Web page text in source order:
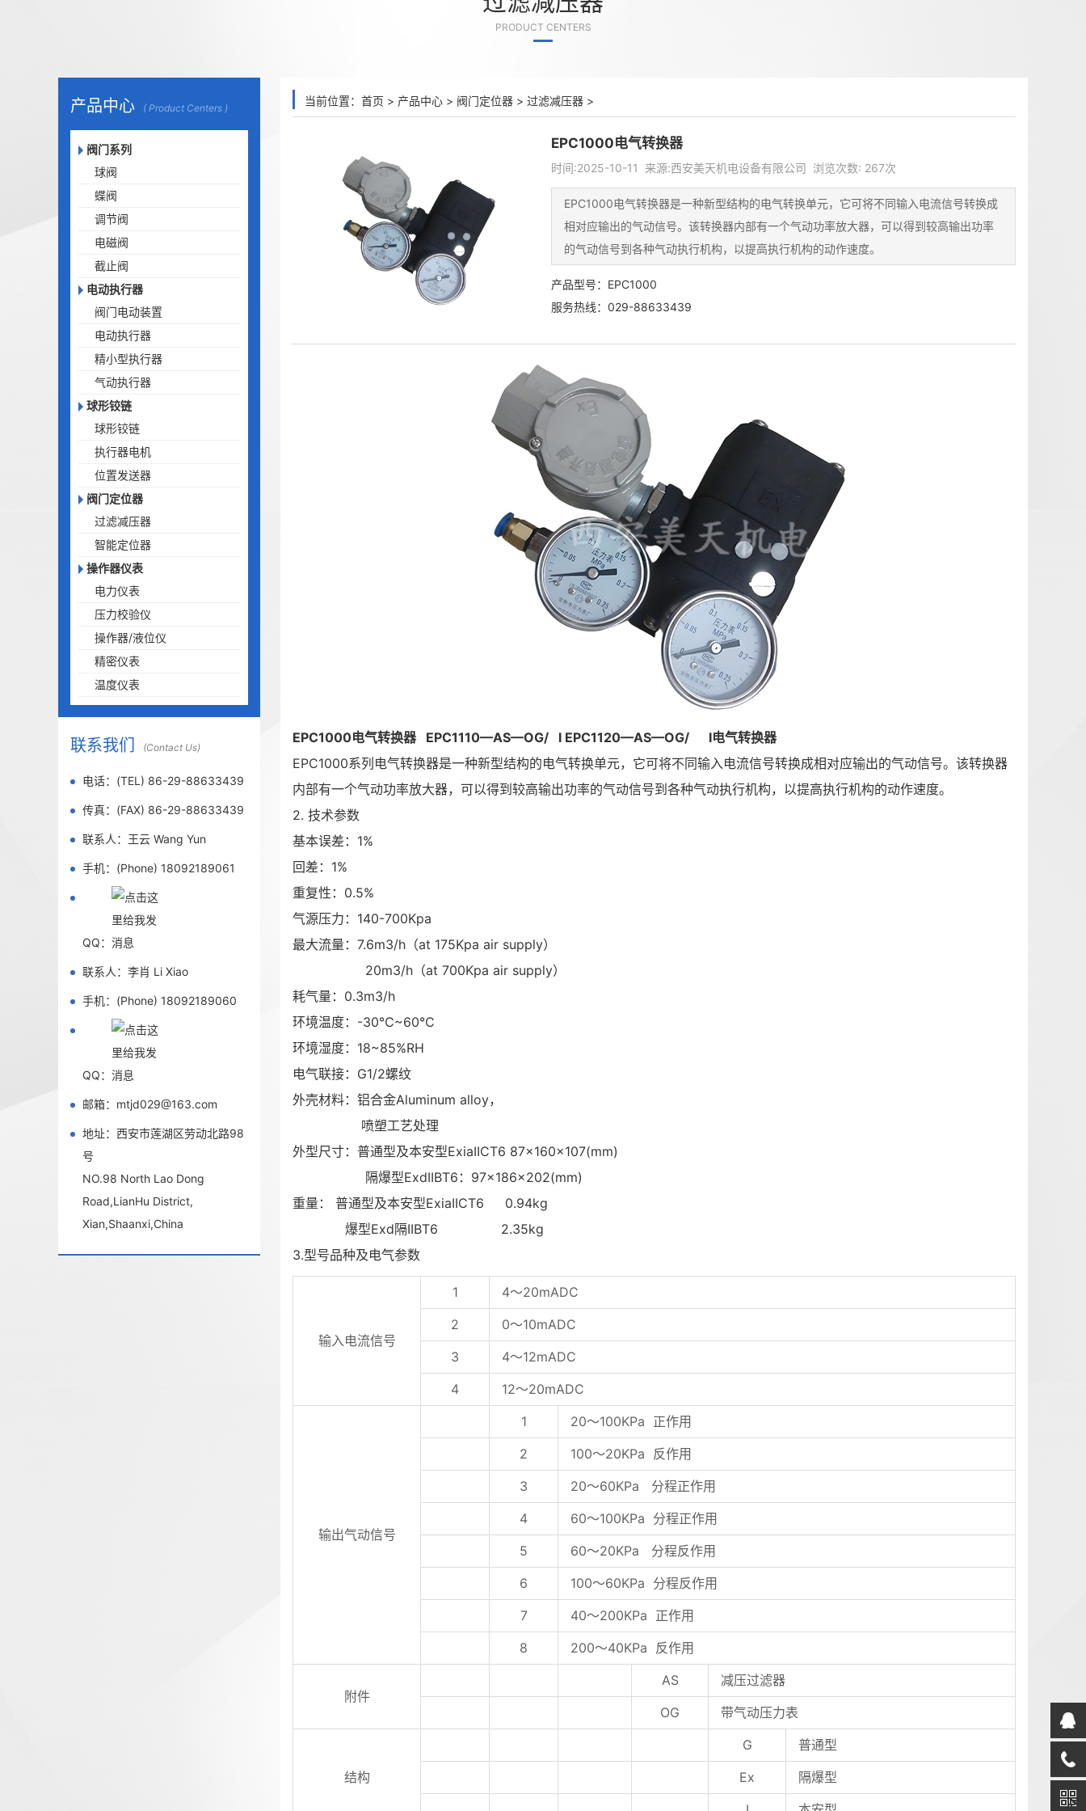
PRODUCT CENTERS
产品中心 ( Product Centers )
阀门系列
球阀
蝶阀
调节阀
电磁阀
截止阀
电动执行器
阀门电动装置
电动执行器
精小型执行器
气动执行器
球形铰链
球形铰链
执行器电机
位置发送器
阀门定位器
过滤减压器
智能定位器
操作器仪表
电力仪表
压力校验仪
操作器/液位仪
精密仪表
温度仪表
联系我们 (Contact Us)
电话：(TEL) 86-29-88633439
传真：(FAX) 86-29-88633439
联系人：王云 Wang Yun
手机：(Phone) 18092189061
QQ：
联系人：李肖 Li Xiao
手机：(Phone) 18092189060
QQ：
邮箱：mtjd029@163.com
地址：西安市莲湖区劳动北路98
号
NO.98 North Lao Dong
Road,LianHu District,
Xian,Shaanxi,China
当前位置： 首页 > 产品中心 > 阀门定位器 > 过滤减压器 >
EPC1000电气转换器
时间:2025-10-11 来源:西安美天机电设备有限公司 浏览次数: 267次
EPC1000电气转换器是一种新型结构的电气转换单元，它可将不同输入电流信号转换成
相对应输出的气动信号。该转换器内部有一个气动功率放大器，可以得到较高输出功率
的气动信号到各种气动执行机构，以提高执行机构的动作速度。
产品型号：EPC1000
服务热线：029-88633439
EPC1000电气转换器 EPC1110—AS—OG/ I EPC1120—AS—OG/ I电气转换器
EPC1000系列电气转换器是一种新型结构的电气转换单元，它可将不同输入电流信号转换成相对应输出的气动信号。该转换器
内部有一个气动功率放大器，可以得到较高输出功率的气动信号到各种气动执行机构，以提高执行机构的动作速度。
2. 技术参数
基本误差：1%
回差：1%
重复性：0.5%
气源压力：140-700Kpa
最大流量：7.6m3/h（at 175Kpa air supply）
20m3/h（at 700Kpa air supply）
耗气量：0.3m3/h
环境温度：-30℃~60℃
环境湿度：18~85%RH
电气联接：G1/2螺纹
外壳材料：铝合金Aluminum alloy，
喷塑工艺处理
外型尺寸：普通型及本安型ExiaIICT6 87×160×107(mm)
隔爆型ExdIIBT6：97×186×202(mm)
重量： 普通型及本安型ExiaIICT6 0.94kg
爆型Exd隔IIBT6 2.35kg
3.型号品种及电气参数
输入电流信号
1
4～20mADC
2
0～10mADC
3
4～12mADC
4
12～20mADC
输出气动信号
1
20～100KPa 正作用
2
100～20KPa 反作用
3
20～60KPa 分程正作用
4
60～100KPa 分程正作用
5
60～20KPa 分程反作用
6
100～60KPa 分程反作用
7
40～200KPa 正作用
8
200～40KPa 反作用
附件
AS
减压过滤器
OG
带气动压力表
结构
G
普通型
Ex
隔爆型